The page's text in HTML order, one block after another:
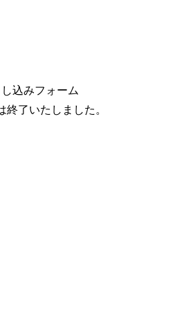
込みフォーム
終了いたしました。